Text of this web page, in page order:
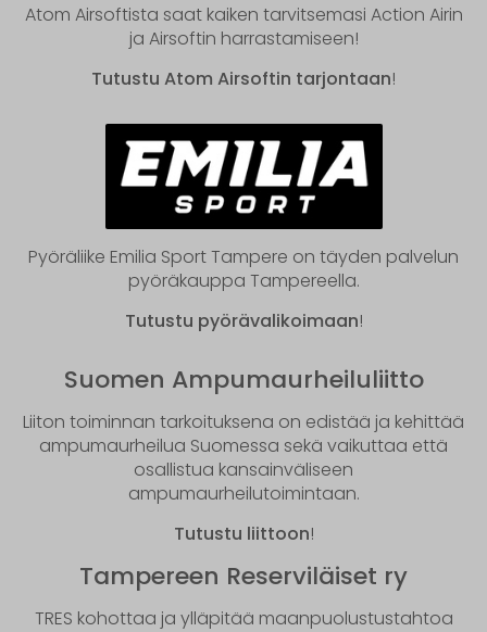
Atom Airsoftista saat kaiken tarvitsemasi Action Airin
ja Airsoftin harrastamiseen!
Tutustu Atom Airsoftin tarjontaan!
Pyöräliike Emilia Sport Tampere on täyden palvelun
pyöräkauppa Tampereella.
Tutustu pyörävalikoimaan!
Suomen Ampumaurheiluliitto
Liiton toiminnan tarkoituksena on edistää ja kehittää
ampumaurheilua Suomessa sekä vaikuttaa että
osallistua kansainväliseen
ampumaurheilutoimintaan.
Tutustu liittoon!
Tampereen Reserviläiset ry
TRES kohottaa ja ylläpitää maanpuolustustahtoa